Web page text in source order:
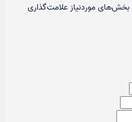
بخش‌های موردنیاز علامت‌گذاری